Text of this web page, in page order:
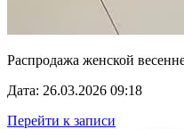
Распродажа женской
Дата: 26.03.2026 09:18
Перейти к записи